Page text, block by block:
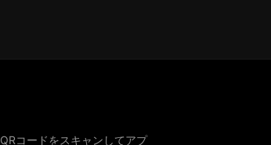
QRコードをスキャンしてアプ